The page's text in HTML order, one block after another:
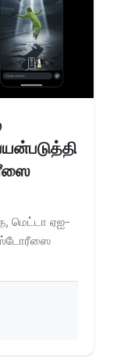
மெட்டா ஏஐ-
ஸ்டோரீஸை
மெட்டா ஏஐ-